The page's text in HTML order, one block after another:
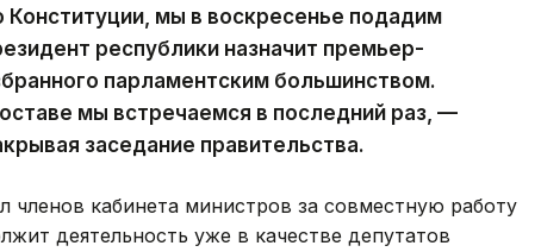
Конституции, мы в воскресенье подадим
республики назначит премьер-
парламентским большинством.
мы встречаемся в последний раз, —
заседание правительства.
членов кабинета министров за совместную работу
деятельность уже в качестве депутатов